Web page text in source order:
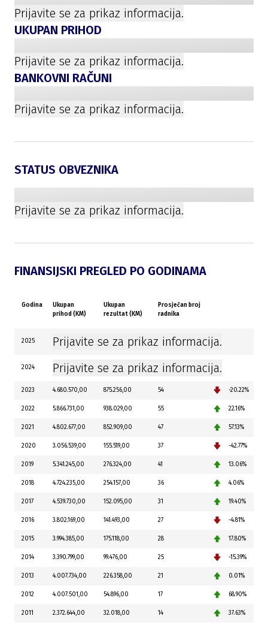
Prijavite se za prikaz informacija.
UKUPAN PRIHOD
Prijavite se za prikaz informacija.
BANKOVNI RAČUNI
Prijavite se za prikaz informacija.
STATUS OBVEZNIKA
Prijavite se za prikaz informacija.
FINANSIJSKI PREGLED PO GODINAMA
Godina
Ukupan
prihod (KM)
Ukupan
rezultat (KM)
Prosječan broj
radnika
2025 Prijavite se za prikaz informacija.
2024 Prijavite se za prikaz informacija.
2023 4.680.570,00 875.256,00 54 -20.22%
2022 5.866.731,00 938.029,00 55 22.16%
2021 4.802.677,00 852.909,00 47 57.13%
2020 3.056.539,00 155.519,00 37 -42.77%
2019 5.341.245,00 276.324,00 41 13.06%
2018 4.724.235,00 254.157,00 36 4.06%
2017 4.539.730,00 152.095,00 31 19.40%
2016 3.802.169,00 141.493,00 27 -4.81%
2015 3.994.385,00 175.118,00 28 17.80%
2014 3.390.799,00 99.476,00 25 -15.39%
2013 4.007.734,00 226.358,00 21 0.01%
2012 4.007.501,00 54.896,00 17 68.90%
2011 2.372.644,00 32.018,00 14 37.63%